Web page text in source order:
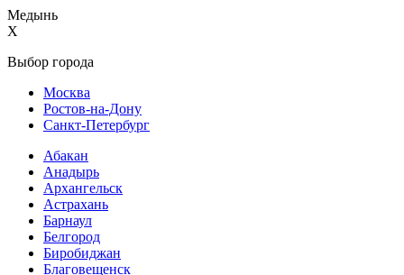
Медынь
X
Выбор города
Москва
Ростов-на-Дону
Санкт-Петербург
Абакан
Анадырь
Архангельск
Астрахань
Барнаул
Белгород
Биробиджан
Благовещенск